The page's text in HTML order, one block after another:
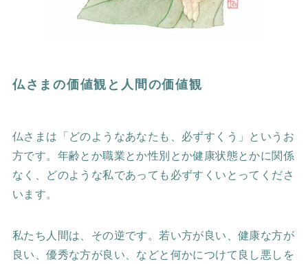
仏さまの価値観と人間の価値観
仏さまは「どのようなあなたも、必ずすくう」というお
方です。年齢とか職業とか性別とか健康状態とかに関係
なく、どのような私であっても必ずすくいとってくださ
います。
私たち人間は、その逆です。若い方が良い、健康な方が
良い、優秀な方が良い、などと何かにつけて良し悪しを